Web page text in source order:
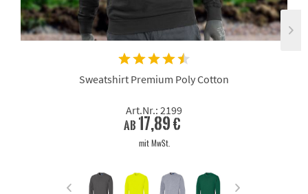
Sweatshirt Premium Poly Cotton
Art.Nr.: 2199
ab 17,89 €
mit MwSt.